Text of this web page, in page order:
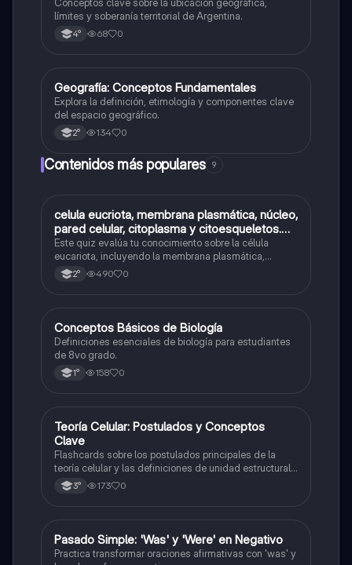
límites y soberanía territorial de Argentina.
4° 68 0
GGeografía
Geografía: Conceptos Fundamentales
Explora la definición, etimología y componentes clave
del espacio geográfico.
2° 134 0
Contenidos más populares 9
CBiología
celula eucriota, membrana plasmática, núcleo,
pared celular, citoplasma y citoesqueletos.
nombre se las partes de la celula eucariota
Este quiz evalúa tu conocimiento sobre la célula
eucariota, incluyendo la membrana plasmática,
núcleo, pared celular, citoplasma y citoesqueleto.
2° 490 0
CBiología
Conceptos Básicos de Biología
Definiciones esenciales de biología para estudiantes
de 8vo grado.
1° 158 0
TBiología
Teoría Celular: Postulados y Conceptos
Clave
Flashcards sobre los postulados principales de la
teoría celular y las definiciones de unidad estructural
y funcional.
3° 173 0
PInglés
Pasado Simple: 'Was' y 'Were' en Negativo
Practica transformar oraciones afirmativas con 'was' y